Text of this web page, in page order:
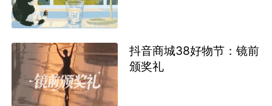
抖音商城38好物节：镜前
颁奖礼